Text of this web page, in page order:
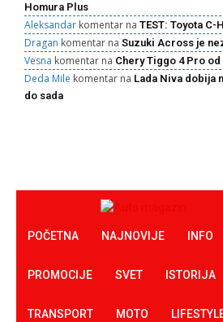
Homura Plus
Aleksandar komentar na TEST: Toyota C-
Dragan komentar na Suzuki Across je
Vesna komentar na Chery Tiggo 4 Pro
Deda Mile komentar na Lada Niva dobija
do sada
POČETNA NAJNOVIJE INFO
PROMOCIJE SVET ISTORIJA
TRANSPORT MOTO